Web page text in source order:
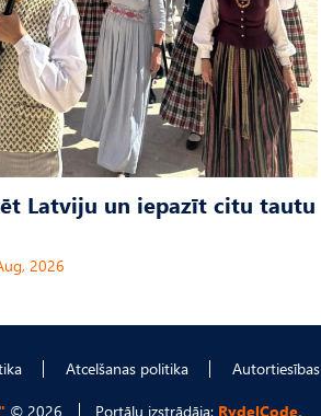
Latviju un iepazīt citu tautu
2026
Atcelšanas politika Autortiesības
© 2026 Portālu izstrādāja: RydelCode.